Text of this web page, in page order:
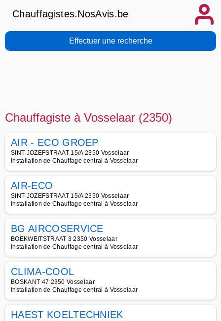
Chauffagistes.NosAvis.be
Effectuer une recherche
Chauffagiste à Vosselaar (2350)
AIR - ECO GROEP
SINT-JOZEFSTRAAT 15/A 2350 Vosselaar
Installation de Chauffage central à Vosselaar
AIR-ECO
SINT-JOZEFSTRAAT 15/A 2350 Vosselaar
Installation de Chauffage central à Vosselaar
BG AIRCOSERVICE
BOEKWEITSTRAAT 3 2350 Vosselaar
Installation de Chauffage central à Vosselaar
CLIMA-COOL
BOSKANT 47 2350 Vosselaar
Installation de Chauffage central à Vosselaar
HAEST KOELTECHNIEK